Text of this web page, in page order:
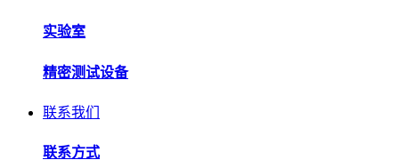
实验室
精密测试设备
联系我们
联系方式